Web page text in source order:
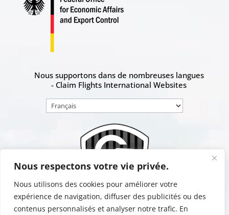
Nous respectons votre vie privée.
Nous utilisons des cookies pour améliorer votre
expérience de navigation, diffuser des publicités ou des
contenus personnalisés et analyser notre trafic. En
Nous supportons dans de nombreuses langues
- Claim Flights International Websites
Choisir
une